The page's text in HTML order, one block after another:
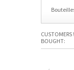
BOUGHT: